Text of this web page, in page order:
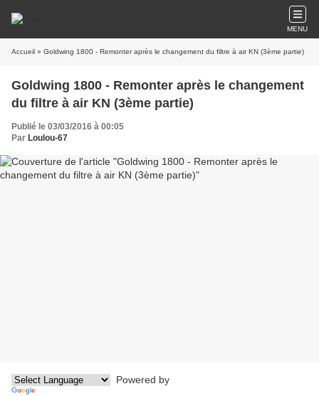
MENU
Accueil » Goldwing 1800 - Remonter après le changement du filtre à air KN (3ème partie)
Goldwing 1800 - Remonter après le changement
du filtre à air KN (3ème partie)
Publié le 03/03/2016 à 00:05
Par Loulou-67
Powered by